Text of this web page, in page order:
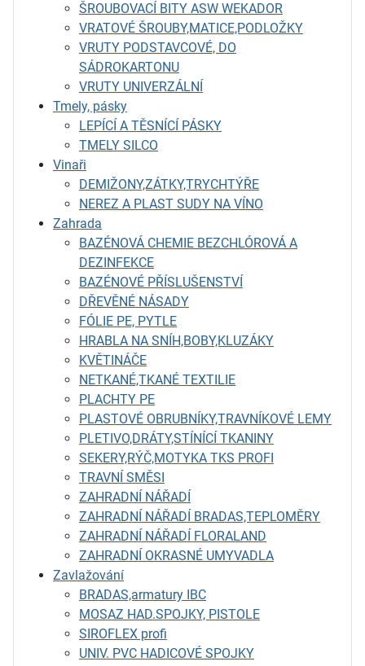
ŠROUBOVACÍ BITY ASW WEKADOR
VRATOVÉ ŠROUBY,MATICE,PODLOŽKY
VRUTY PODSTAVCOVÉ, DO
SÁDROKARTONU
VRUTY UNIVERZÁLNÍ
Tmely, pásky
LEPÍCÍ A TĚSNÍCÍ PÁSKY
TMELY SILCO
Vinaři
DEMIŽONY,ZÁTKY,TRYCHTÝŘE
NEREZ A PLAST SUDY NA VÍNO
Zahrada
BAZÉNOVÁ CHEMIE BEZCHLÓROVÁ A
DEZINFEKCE
BAZÉNOVÉ PŘÍSLUŠENSTVÍ
DŘEVĚNÉ NÁSADY
FÓLIE PE, PYTLE
HRABLA NA SNÍH,BOBY,KLUZÁKY
KVĚTINÁČE
NETKANÉ,TKANÉ TEXTILIE
PLACHTY PE
PLASTOVÉ OBRUBNÍKY,TRAVNÍKOVÉ LEMY
PLETIVO,DRÁTY,STÍNÍCÍ TKANINY
SEKERY,RÝČ,MOTYKA TKS PROFI
TRAVNÍ SMĚSI
ZAHRADNÍ NÁŘADÍ
ZAHRADNÍ NÁŘADÍ BRADAS,TEPLOMĚRY
ZAHRADNÍ NÁŘADÍ FLORALAND
ZAHRADNÍ OKRASNÉ UMYVADLA
Zavlažování
BRADAS,armatury IBC
MOSAZ HAD.SPOJKY, PISTOLE
SIROFLEX profi
UNIV. PVC HADICOVÉ SPOJKY